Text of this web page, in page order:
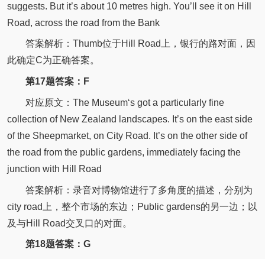
suggests. But it’s about 10 metres high. You’ll see it on Hill
Road, across the road from the Bank
答案解析：Thumb位于Hill Road上，银行的路对面，因
此确定C为正确答案。
第17题答案：F
对应原文： The Museum‘s got a particularly fine
collection of New Zealand landscapes. It’s on the east side
of the Sheepmarket, on City Road. It’s on the other side of
the road from the public gardens, immediately facing the
junction with Hill Road
答案解析：录音对博物馆进行了多角度的描述，分别为
city road上，整个市场的东边；Public gardens的另一边；以
及与Hill Road交叉口的对面。
第18题答案：G